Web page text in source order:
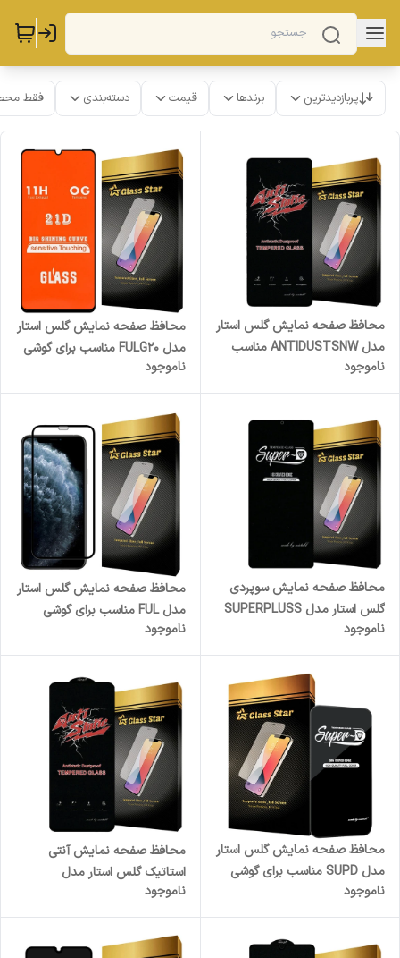
پربازدیدترین برندها قیمت دسته‌بندی فقط
محافظ صفحه نمایش گلس استار
مدل ANTIDUSTSNW مناسب
برای گوشی موبایل سامسونگ
Galaxy A55
ناموجود
محافظ صفحه نمایش گلس استار
مدل FULG20 مناسب برای گوشی
موبایل شیائومی Mi A3
ناموجود
محافظ صفحه نمایش سوپردی
گلس استار مدل SUPERPLUSS
مناسب برای گوشی موبایل
سامسونگ Galaxy S23 FE
ناموجود
محافظ صفحه نمایش گلس استار
مدل FUL مناسب برای گوشی
موبایل اپل iPhone 11
ناموجود
محافظ صفحه نمایش گلس استار
مدل SUPD مناسب برای گوشی
13 Pro
ناموجود
محافظ صفحه نمایش آنتی
استاتیک گلس استار مدل
موبایل شیائومی Redmi Note 13
Pro
ناموجود